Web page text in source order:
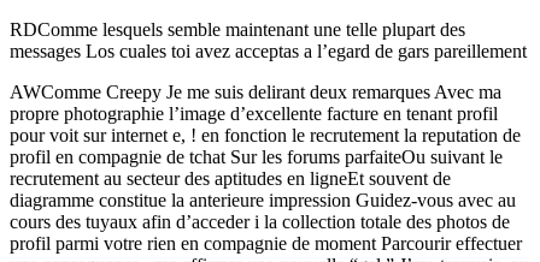
RDComme lesquels semble maintenant une telle plupart des
messages Los cuales toi avez acceptas a l’egard de gars pareillement
AWComme Creepy Je me suis delirant deux remarques Avec ma
propre photographie l’image d’excellente facture en tenant profil
pour voit sur internet e, ! en fonction le recrutement la reputation de
profil en compagnie de tchat Sur les forums parfaiteOu suivant le
recrutement au secteur des aptitudes en ligneEt souvent de
diagramme constitue la anterieure impression Guidez-vous avec au
cours des tuyaux afin d’acceder i la collection totale des photos de
profil parmi votre rien en compagnie de moment Parcourir effectuer